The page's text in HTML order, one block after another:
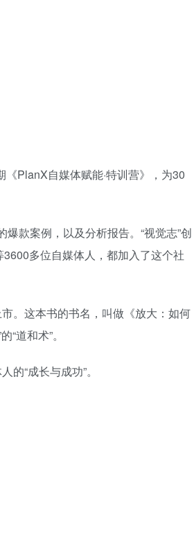
PlanX自媒体赋能·特训营》，为30
款案例，以及分析报告。“视觉志”创
3600多位自媒体人，都加入了这个社
。这本书的书名，叫做《放大：如何
道和术”。
“成长与成功”。